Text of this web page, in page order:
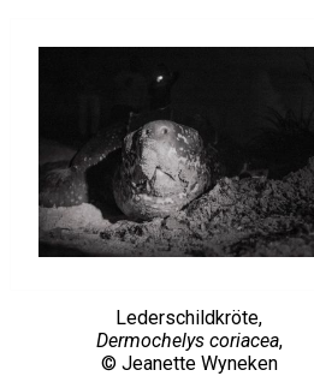
Lederschildkröte,
Dermochelys coriacea,
© Jeanette Wyneken